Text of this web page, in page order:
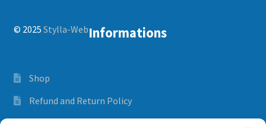
© 2025 Stylla-WebInformations
Shop
Refund and Return Policy